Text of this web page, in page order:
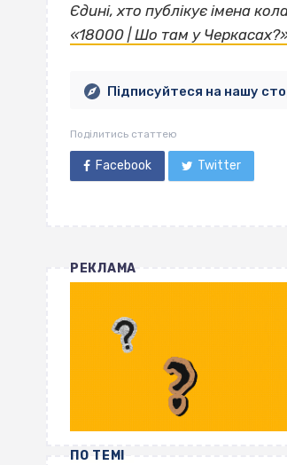
Єдині, хто публікує імена
«18000 | Шо там у
Підписуйтеся на нашу
Поділитись статтею
Facebook Twitter
РЕКЛАМА
ПО ТЕМІ